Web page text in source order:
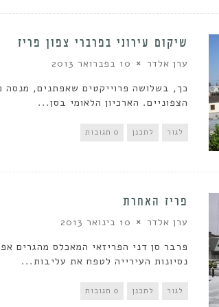
שיקום עירוני בפרברי צפון פריז
ערן אלדר 10 בפברואר 2013
כך, בשלושה פרוייקטים שאפתנים, מנסה
הצפוניים. הארכיון הלאומי בסן...
לגור לתכנן 0 תגובות
פריז האחרת
ערן אלדר 10 בינואר 2013
פרבר סן דני הפריזאי המאכלס מהגרים
נסיונות העירייה לטפח את עליבות...
לגור לתכנן 0 תגובות